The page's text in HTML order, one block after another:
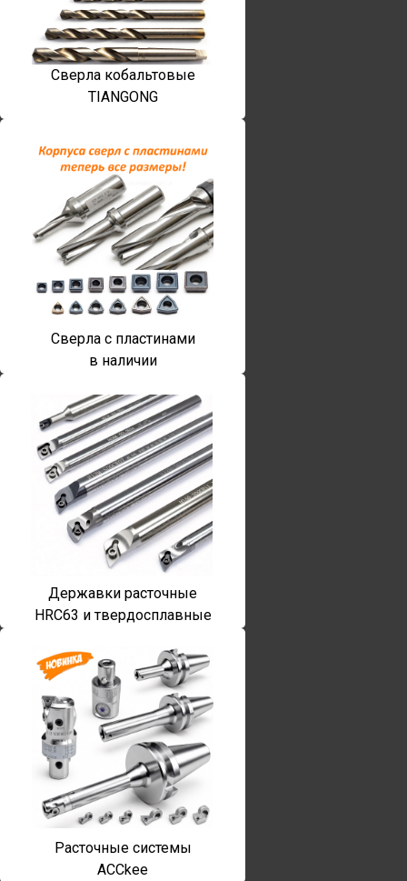
Сверла кобальтовые
TIANGONG
Сверла с пластинами
в наличии
Державки расточные
HRC63 и твердосплавные
Расточные системы
ACCkee